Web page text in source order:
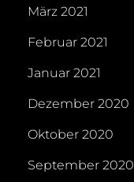
März 2021
Februar 2021
Januar 2021
Dezember 2020
Oktober 2020
September 2020